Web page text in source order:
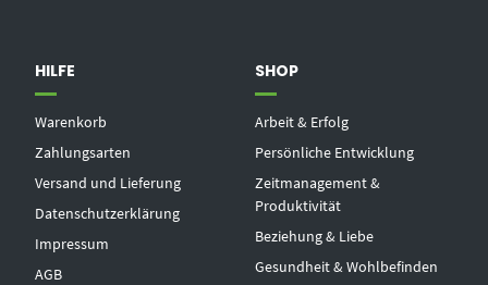
HILFE
Warenkorb
Zahlungsarten
Versand und Lieferung
Datenschutzerklärung
Impressum
AGB
SHOP
Arbeit & Erfolg
Persönliche Entwicklung
Zeitmanagement &
Produktivität
Beziehung & Liebe
Gesundheit & Wohlbefinden